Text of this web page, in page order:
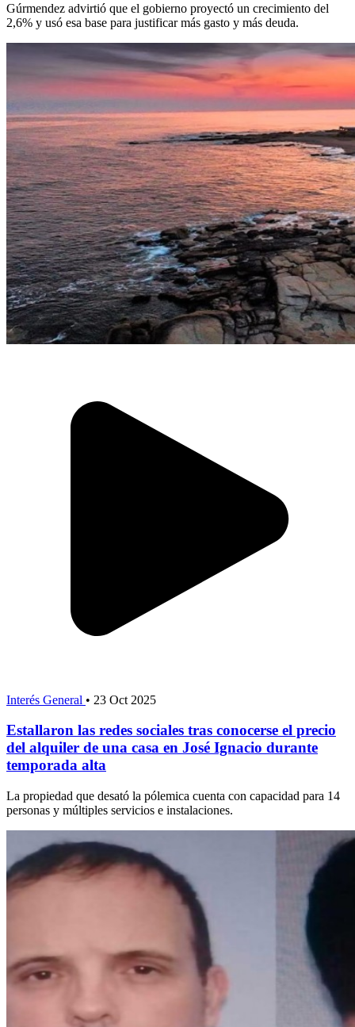
Gúrmendez advirtió que el gobierno proyectó un crecimiento del
2,6% y usó esa base para justificar más gasto y más deuda.
Interés General • 23 Oct 2025
Estallaron las redes sociales tras conocerse el precio
del alquiler de una casa en José Ignacio durante
temporada alta
La propiedad que desató la pólemica cuenta con capacidad para 14
personas y múltiples servicios e instalaciones.